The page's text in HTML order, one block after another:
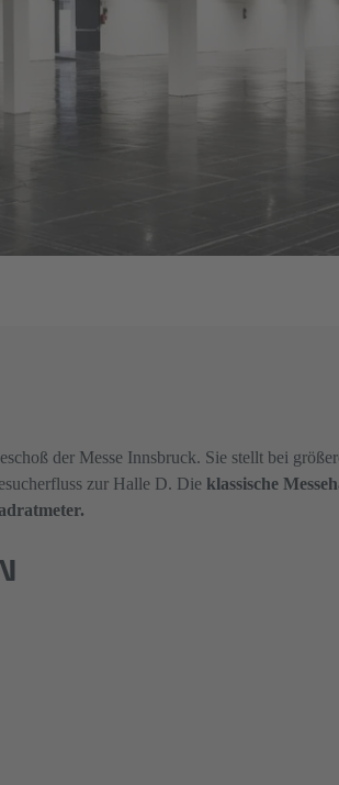
der Messe Innsbruck. Sie stellt bei
zur Halle D. Die klassische